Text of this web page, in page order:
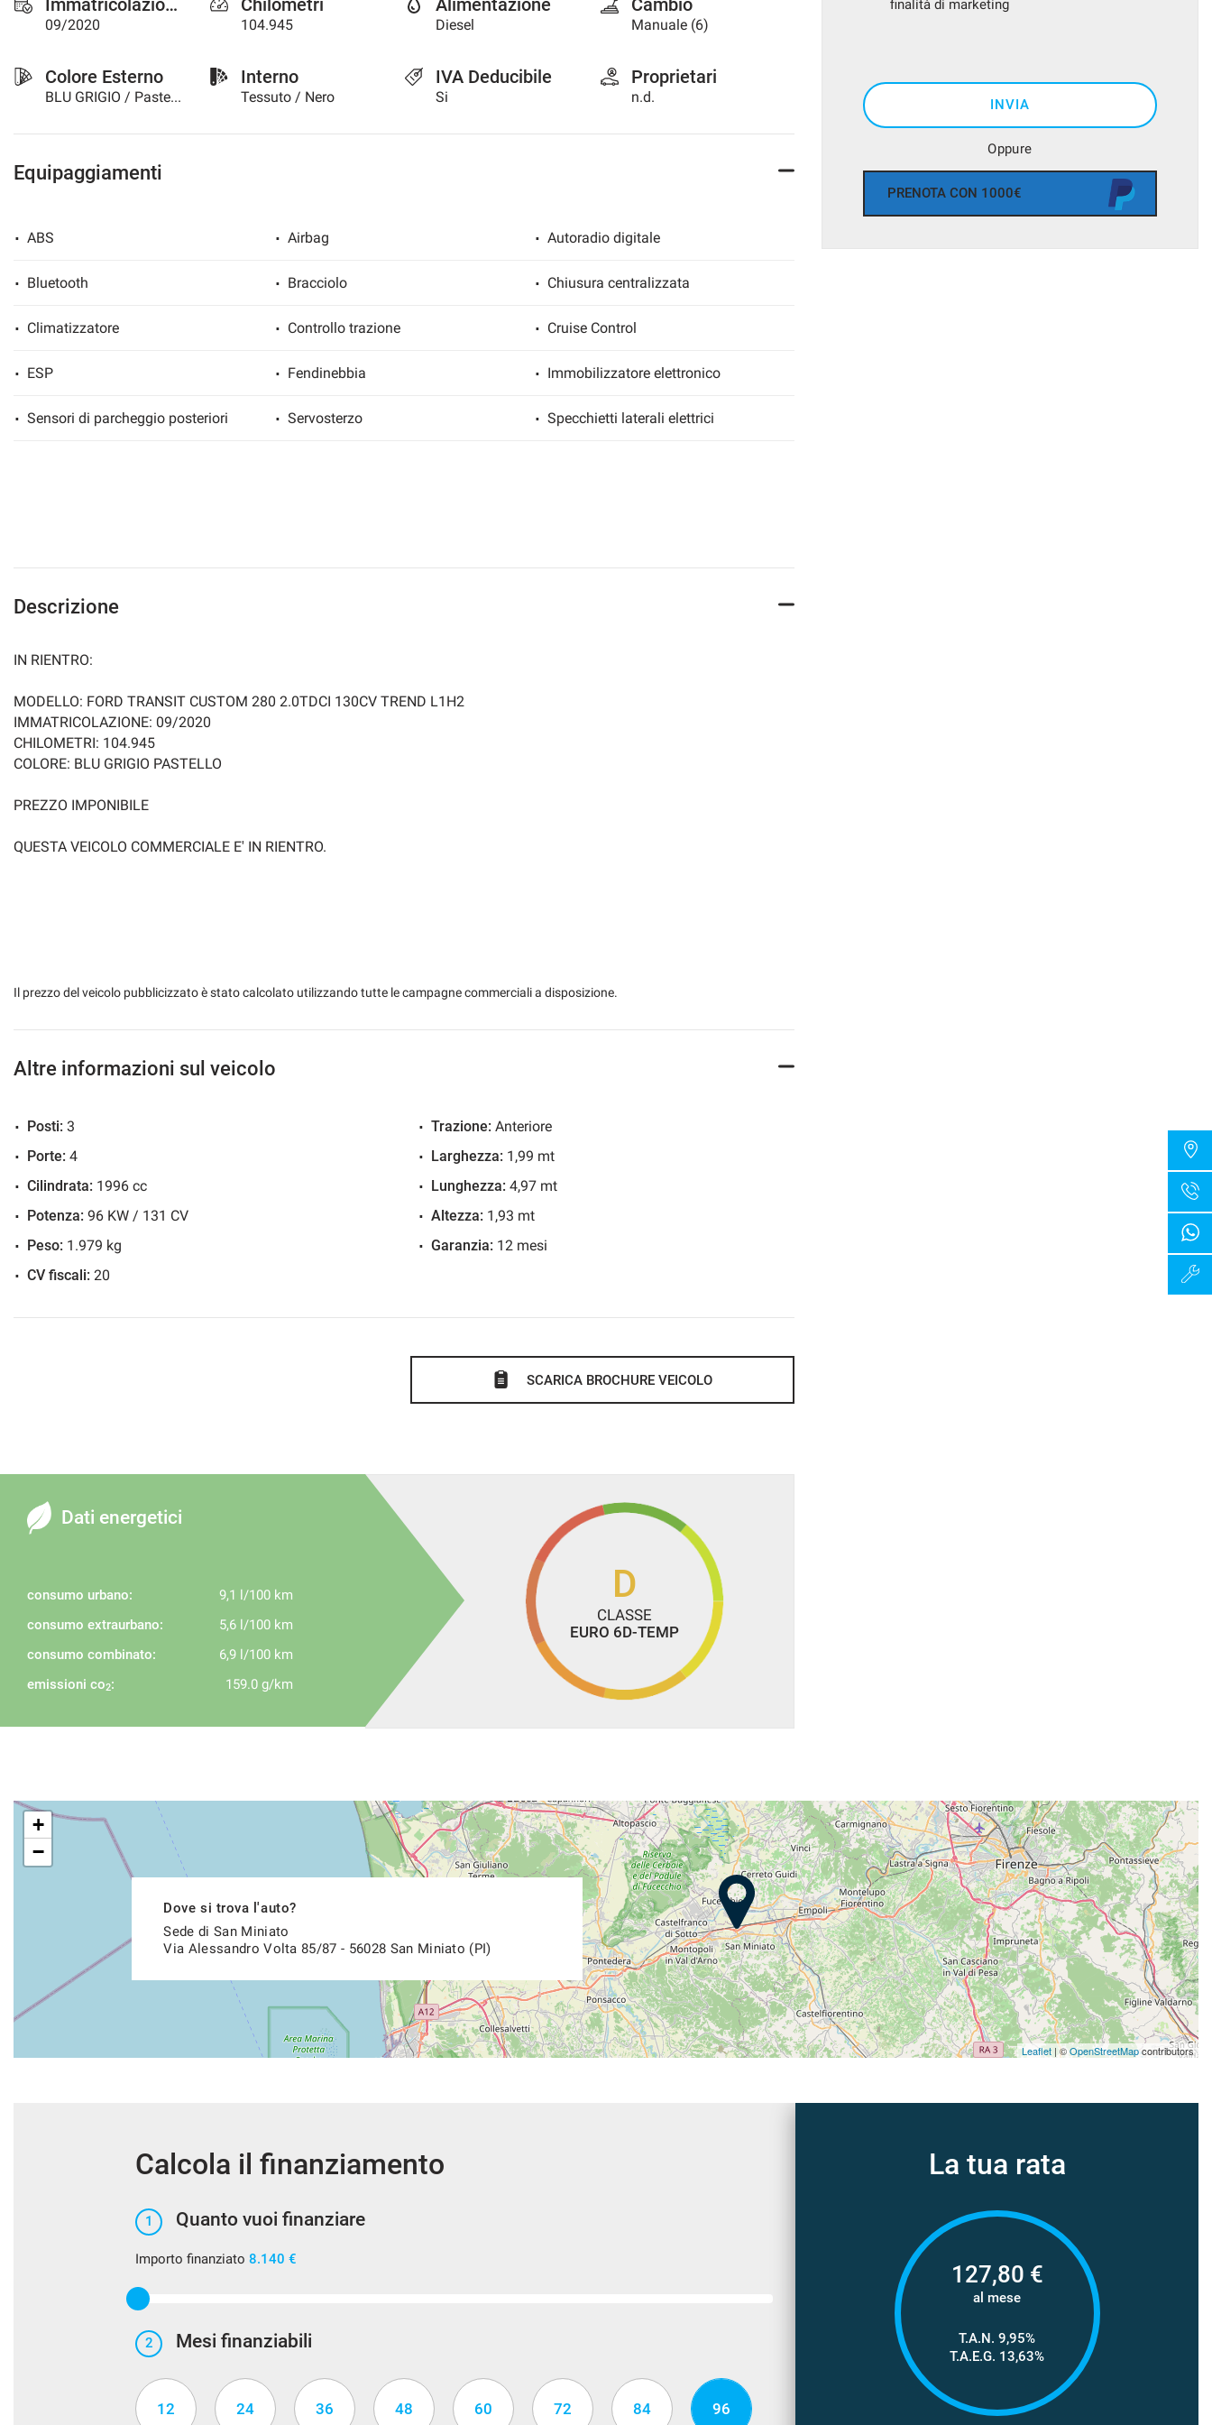
09/2020 104.945 Diesel Manuale (6)
Colore Esterno
BLU GRIGIO / Pastello
Interno
Tessuto / Nero
IVA Deducibile
Si
Proprietari
n.d.
Equipaggiamenti
ABS Airbag Autoradio digitale
Bluetooth Bracciolo Chiusura centralizzata
Climatizzatore Controllo trazione Cruise Control
ESP Fendinebbia Immobilizzatore elettronico
Sensori di parcheggio posteriori Servosterzo Specchietti laterali elettrici
Descrizione
IN RIENTRO:
MODELLO: FORD TRANSIT CUSTOM 280 2.0TDCI 130CV TREND L1H2
IMMATRICOLAZIONE: 09/2020
CHILOMETRI: 104.945
COLORE: BLU GRIGIO PASTELLO
PREZZO IMPONIBILE
QUESTA VEICOLO COMMERCIALE E' IN RIENTRO.
Il prezzo del veicolo pubblicizzato è stato calcolato utilizzando tutte le campagne commerciali a disposizione.
Altre informazioni sul veicolo
Posti: 3
Porte: 4
Cilindrata: 1996 cc
Potenza: 96 KW / 131 CV
Peso: 1.979 kg
CV fiscali: 20
Trazione: Anteriore
Larghezza: 1,99 mt
Lunghezza: 4,97 mt
Altezza: 1,93 mt
Garanzia: 12 mesi
SCARICA BROCHURE VEICOLO
Dati energetici
consumo urbano:
9,1 l/100 km
consumo extraurbano:
5,6 l/100 km
consumo combinato:
6,9 l/100 km
emissioni co2: 159.0 g/km
D
CLASSE
EURO 6D-TEMP
finalità di marketing
INVIA
Oppure
PRENOTA CON 1000€
Dove si trova l'auto?
Sede di San Miniato
Via Alessandro Volta 85/87 - 56028 San Miniato (PI)
+
−
Leaflet | ©OpenStreetMapcontributors
Calcola il finanziamento
1 Quanto vuoi finanziare
Importo finanziato 8.140 €
2 Mesi finanziabili
12 24 36 48 60 72 84 96
La tua rata
127,80 €
al mese
T.A.N. 9,95%
T.A.E.G. 13,63%
questi
strumenti
tracciamento
si
rimanda
policy.
Puoi
modificare
scelte
qualsiasi
Cookie per il miglioramento dell'esperienza utente
Cookie analitici
Cookie di marketing